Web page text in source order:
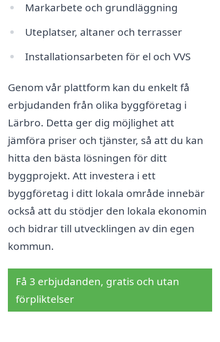
Markarbete och grundläggning
Uteplatser, altaner och terrasser
Installationsarbeten för el och VVS
Genom vår plattform kan du enkelt få
erbjudanden från olika byggföretag i
Lärbro. Detta ger dig möjlighet att
jämföra priser och tjänster, så att du kan
hitta den bästa lösningen för ditt
byggprojekt. Att investera i ett
byggföretag i ditt lokala område innebär
också att du stödjer den lokala ekonomin
och bidrar till utvecklingen av din egen
kommun.
Få 3 erbjudanden, gratis och utan
förpliktelser